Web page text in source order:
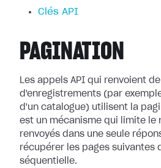
Clés API
PAGINATION
Les appels API qui renvoient
d'enregistrements (par
d'un catalogue) utilisent la
est un mécanisme qui limite le
renvoyés dans une seule
récupérer les pages suivantes
séquentielle.